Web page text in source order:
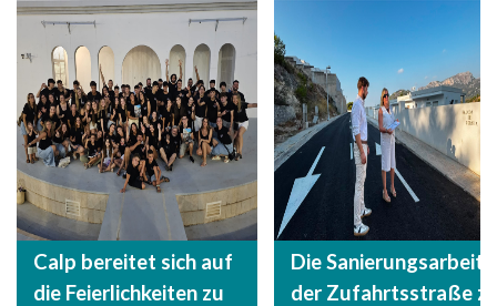
Calp bereitet sich auf
die Feierlichkeiten zu
Die
der Zufahrtsstraße